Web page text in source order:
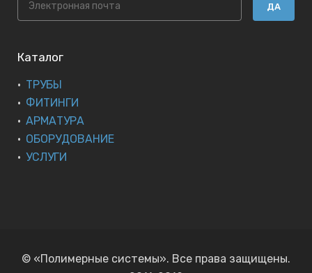
ДА
Каталог
ТРУБЫ
ФИТИНГИ
АРМАТУРА
ОБОРУДОВАНИЕ
УСЛУГИ
© «Полимерные системы». Все права защищены.